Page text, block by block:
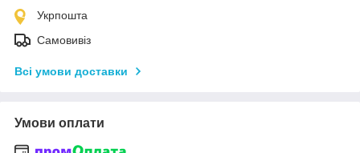
Укрпошта
Самовивіз
Всі умови доставки
Умови оплати